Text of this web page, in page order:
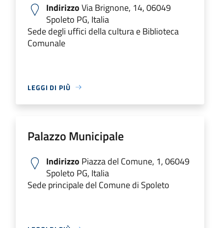
IndirizzoVia Brignone, 14, 06049
Spoleto PG, Italia
Sede degli uffici della cultura e Biblioteca
Comunale
LEGGI DI PIÙ
Palazzo Municipale
Indirizzo Piazza del Comune, 1, 06049
Spoleto PG, Italia
Sede principale del Comune di Spoleto